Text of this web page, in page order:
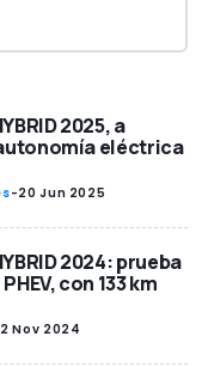
2025, a
eléctrica
-20 Jun 2025
2024: prueba
con 133 km
Nov 2024